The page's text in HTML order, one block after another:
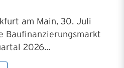
am Main, 30. Juli
Baufinanzierungsmarkt
2026...